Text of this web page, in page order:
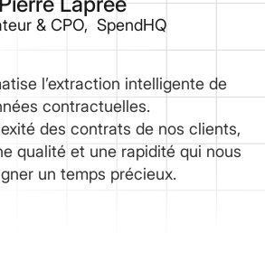
& CPO, SpendHQ
l’extraction intelligente de
contractuelles.
des contrats de nos clients,
qualité et une rapidité qui nous
un temps précieux.